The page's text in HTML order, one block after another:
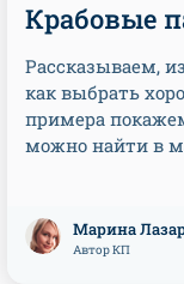
Крабовые
Рассказываем,
как выбрать
примера
можно найти в
Марина
Автор КП